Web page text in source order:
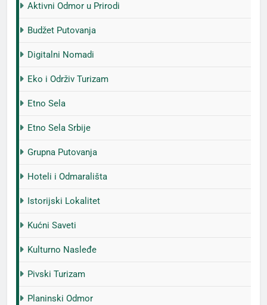
Aktivni Odmor u Prirodi
Budžet Putovanja
Digitalni Nomadi
Eko i Održiv Turizam
Etno Sela
Etno Sela Srbije
Grupna Putovanja
Hoteli i Odmarališta
Istorijski Lokalitet
Kućni Saveti
Kulturno Nasleđe
Pivski Turizam
Planinski Odmor